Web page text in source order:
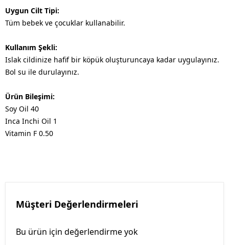
Uygun Cilt Tipi:
Tüm bebek ve çocuklar kullanabilir.
Kullanım Şekli:
Islak cildinize hafif bir köpük oluşturuncaya kadar uygulayınız.
Bol su ile durulayınız.
Ürün Bileşimi:
Soy Oil 40
Inca Inchi Oil 1
Vitamin F 0.50
Müşteri Değerlendirmeleri
Bu ürün için değerlendirme yok